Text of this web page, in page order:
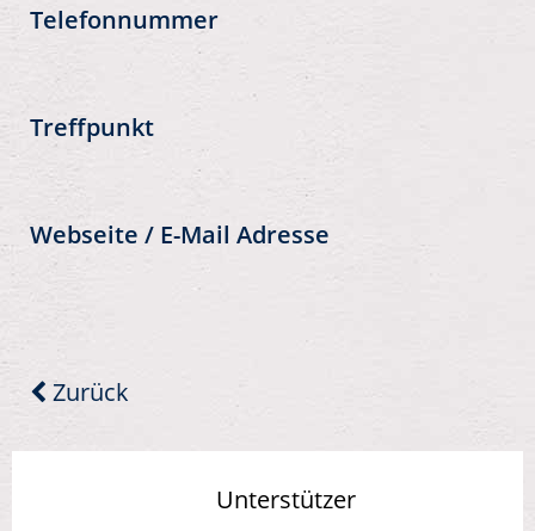
Telefonnummer
Treffpunkt
Webseite / E-Mail Adresse
Zurück
Unterstützer